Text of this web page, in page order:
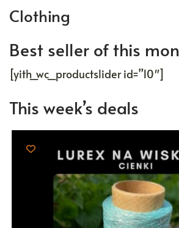
Clothing
Best seller of this
[yith_wc_productslider id=”10″]
This week’s deals